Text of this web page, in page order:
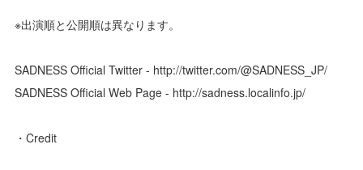
※出演順と公開順は異なります。
SADNESS Official Twitter - http://twitter.com/@SADNESS_JP/
SADNESS Official Web Page - http://sadness.localinfo.jp/
・Credit